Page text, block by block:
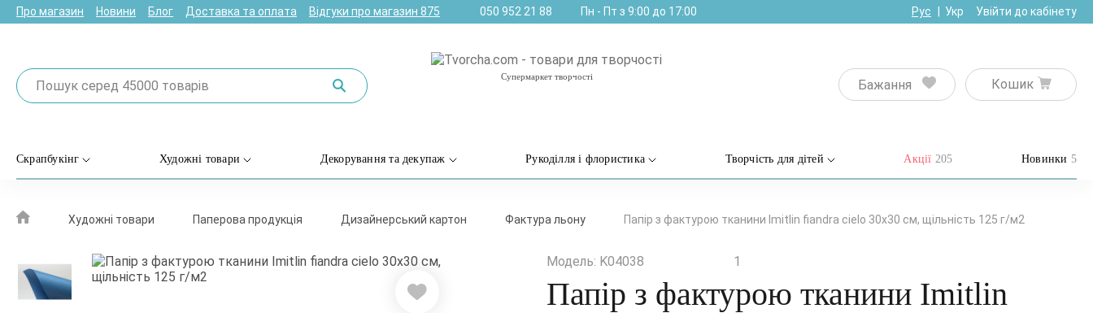
Про магазин Новини Блог Доставка та оплата Відгуки про магазин 875 050 952 21 88 Пн - Пт з 9:00 до 17:00 Рус Укр Увійти до кабінету
Супермаркет творчості
Бажання Кошик
Скрапбукінг Художні товари Декорування та декупаж Рукоділля і флористика Творчість для дітей Акції 205 Новинки 5
Художні товари Паперова продукція Дизайнерський картон Фактура льону Папір з фактурою тканини Imitlin fiandra cielo 30х30 см, щільність 125 г/м2
Модель: K04038 1
Папір з фактурою тканини Imitlin